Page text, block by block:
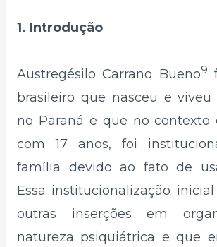
1. Introdução
Austregésilo Carrano Bueno9
brasileiro que nasceu e
no Paraná e que no contexto
com 17 anos, foi
família devido ao fato de
Essa institucionalização
outras inserções em
natureza psiquiátrica e que